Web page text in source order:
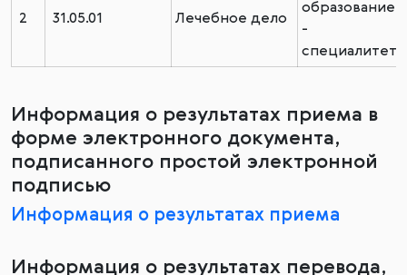
2 31.05.01 Лечебное дело
образование
-
специалитет
Информация о результатах приема в
форме электронного документа,
подписанного простой электронной
подписью
Информация о результатах приема
Информация о результатах перевода,